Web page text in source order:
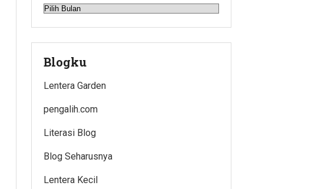
Arsip
Blogku
Lentera Garden
pengalih.com
Literasi Blog
Blog Seharusnya
Lentera Kecil